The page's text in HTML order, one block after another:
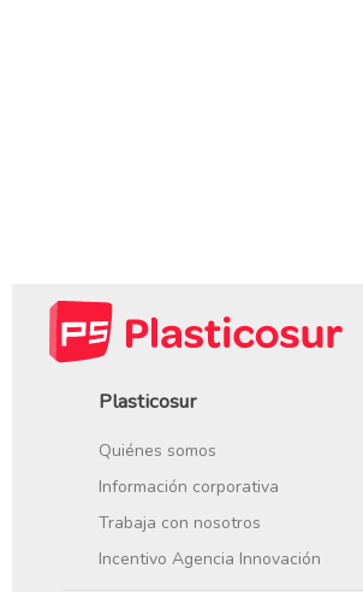
Plasticosur
Quiénes somos
Información corporativa
Trabaja con nosotros
Incentivo Agencia Innovación